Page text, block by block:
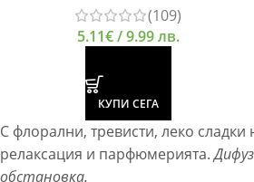
(109)
5.11€/ 9.99 лв.
КУПИ СЕГА
С флорални, тревисти, леко сладки
релаксация и парфюмерията.
обстановка.